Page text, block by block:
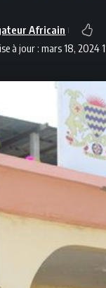
à jour : mars 18, 2024
Africain